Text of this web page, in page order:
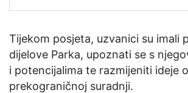
Tijekom posjeta, uzvanici su imali
dijelove Parka, upoznati se s
i potencijalima te razmijeniti ideje
prekograničnoj suradnji.